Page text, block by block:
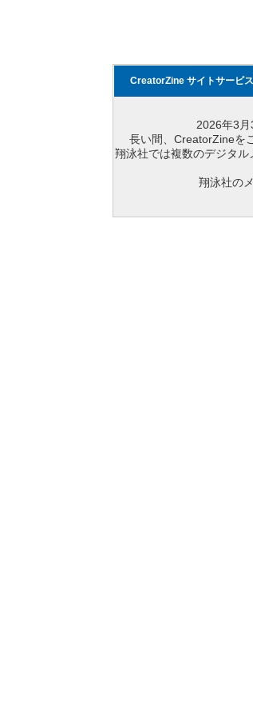
CreatorZine サイトサービ
2026年3月
長い間、CreatorZineを
翔泳社では複数のデジタル
翔泳社の